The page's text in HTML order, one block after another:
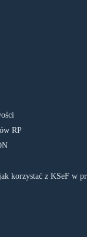
RP
korzystać z KSeF w